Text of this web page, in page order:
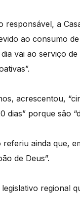
responsável, a
ao consumo
vai ao serviço
acrescentou,
dias” porque são
ainda que,
de Deus”.
regional